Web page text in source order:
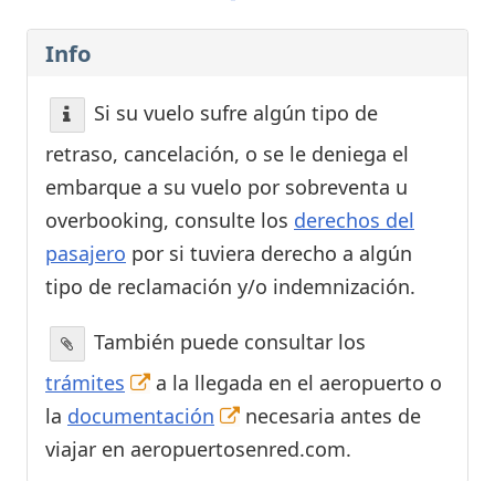
Info
Si su vuelo sufre algún tipo de
retraso, cancelación, o se le deniega el
embarque a su vuelo por sobreventa u
overbooking, consulte los derechos del
pasajero por si tuviera derecho a algún
tipo de reclamación y/o indemnización.
También puede consultar los
trámites
a la llegada en el aeropuerto o
la documentación
necesaria antes de
viajar en aeropuertosenred.com.